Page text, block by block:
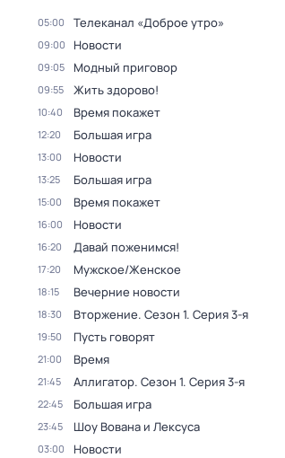
05:00 Телеканал «Доброе утро»
09:00 Новости
09:05 Модный приговор
09:55 Жить здорово!
10:40 Время покажет
12:20 Большая игра
13:00 Новости
13:25 Большая игра
15:00 Время покажет
16:00 Новости
16:20 Давай поженимся!
17:20 Мужское/Женское
18:15 Вечерние новости
18:30 Вторжение. Сезон 1. Серия 3-я
19:50 Пусть говорят
21:00 Время
21:45 Аллигатор. Сезон 1. Серия 3-я
22:45 Большая игра
23:45 Шоу Вована и Лексуса
03:00 Новости